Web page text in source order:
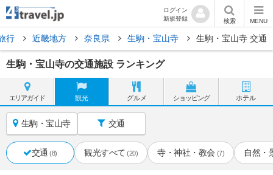
ログイン
新規登録
検索 MENU
行 近畿地方 奈良県 生駒・宝山寺 生駒・宝山寺 交通
生駒・宝山寺の交通施設 ランキング
エリアガイド 観光 グルメ ショッピング ホテル
生駒・宝山寺 交通
交通 (8) 観光すべて (20) 寺・神社・教会 (7) 自然・